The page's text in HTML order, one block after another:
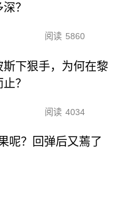
？
阅读 5860
斯下狠手，为何在黎
？
阅读 4034
呢？回弹后又蔫了